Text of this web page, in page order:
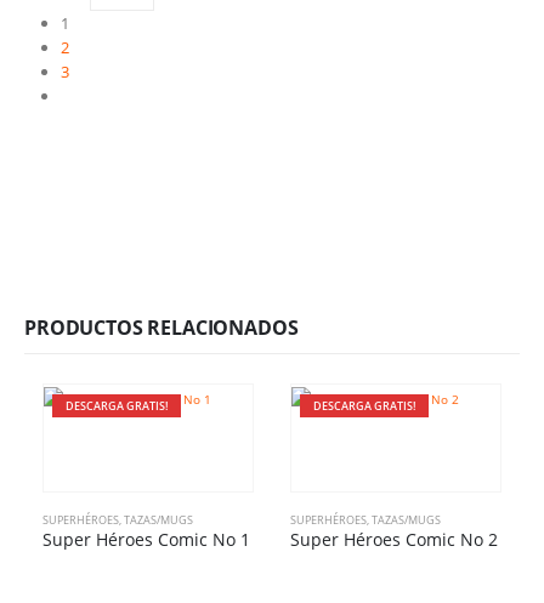
1
2
3
PRODUCTOS RELACIONADOS
DESCARGA GRATIS!
SUPERHÉROES,TAZAS/MUGS
Super Héroes Comic No 1
DESCARGA GRATIS!
SUPERHÉROES,TAZAS/MUGS
Super Héroes Comic No 2